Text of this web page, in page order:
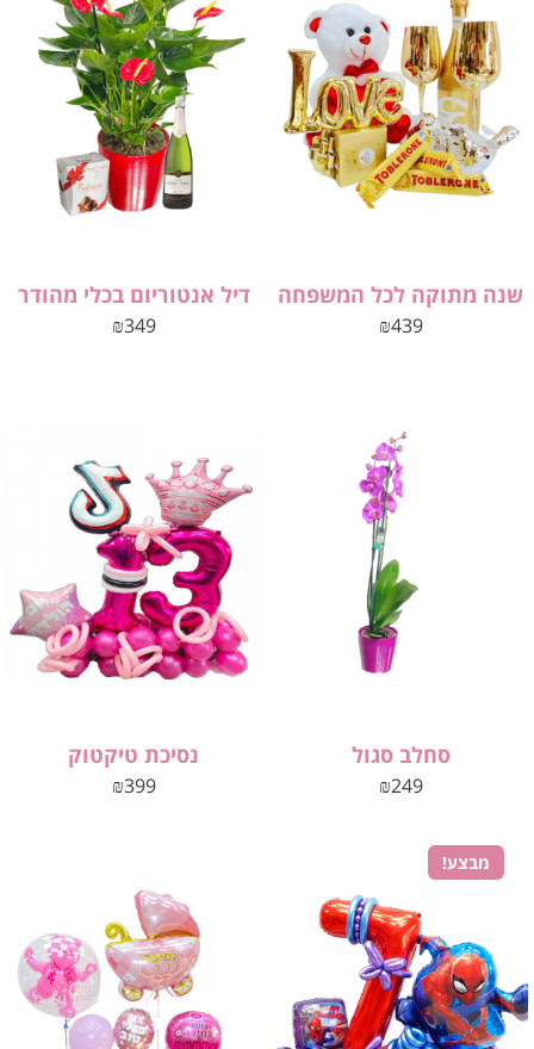
שנה מתוקה לכל המשפחה
₪439
דיל אנטוריום בכלי מהודר
₪349
סחלב סגול
₪249
נסיכת טיקטוק
₪399
מבצע!